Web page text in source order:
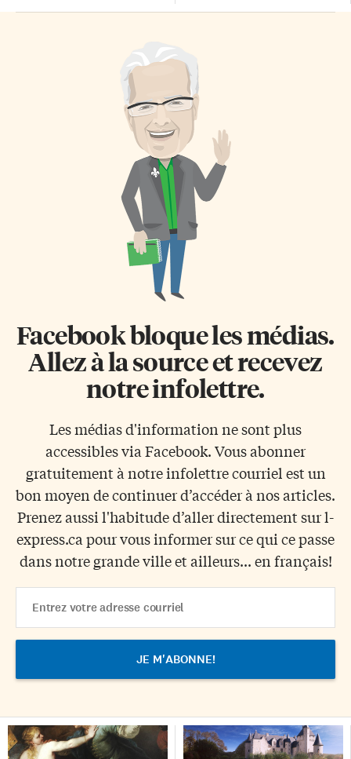
faudrait citer toute la chanson
de Charles Trenet (1913–2001),
La Mer, pour découvrir la
source d’inspiration qu’elle
peut être. En voici le début et la
fin. La mer Qu’on voit danser
Carolorégien François-Joseph
Navez est né le 16 novembre
1787 à Charleroi, ce qui fait de
lui un Carolorégien. Il est
décédé à Bruxelles le 12 octobre
1869 à 81 ans. Nous ne savons
pas grand-chose de son enfance
et de sa jeunesse, sinon qu’il a
certainement suivi ce qui […]
Facebook bloque les médias.
Allez à la source et recevez
notre infolettre.
Les médias d'information ne sont plus
accessibles via Facebook. Vous abonner
gratuitement à notre infolettre courriel est un
bon moyen de continuer d’accéder à nos articles.
Prenez aussi l'habitude d’aller directement sur l-
express.ca pour vous informer sur ce qui ce passe
dans notre grande ville et ailleurs... en français!
Address